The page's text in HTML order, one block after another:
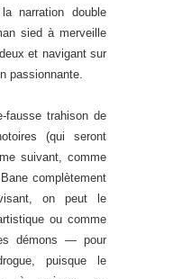
narration double
sied à merveille
et navigant sur
passionnante.
fausse trahison de
(qui seront
suivant, comme
complètement
on peut le
ou comme
démons — pour
puisque le